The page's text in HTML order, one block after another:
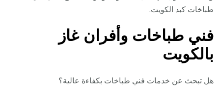
طباخات كبد الكويت.
فني طباخات وأفران غاز
بالكويت
هل تبحث عن خدمات فني طباخات بكفاءة عالية؟